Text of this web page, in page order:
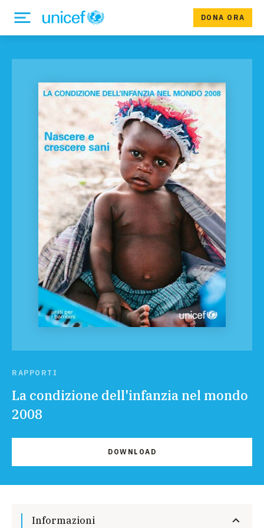
DONA ORA
RAPPORTI
La condizione dell'infanzia nel mondo
2008
DOWNLOAD
Informazioni